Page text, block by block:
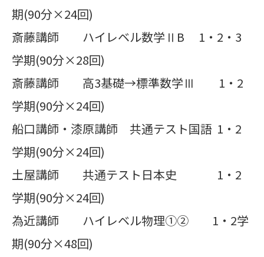
期(90分×24回)
斎藤講師 ハイレベル数学ⅡB 1・2・3
学期(90分×28回)
斎藤講師 高3基礎→標準数学Ⅲ 1・2
学期(90分×24回)
船口講師・漆原講師 共通テスト国語 1・2
学期(90分×24回)
土屋講師 共通テスト日本史 1・2
学期(90分×24回)
為近講師 ハイレベル物理①② 1・2学
期(90分×48回)